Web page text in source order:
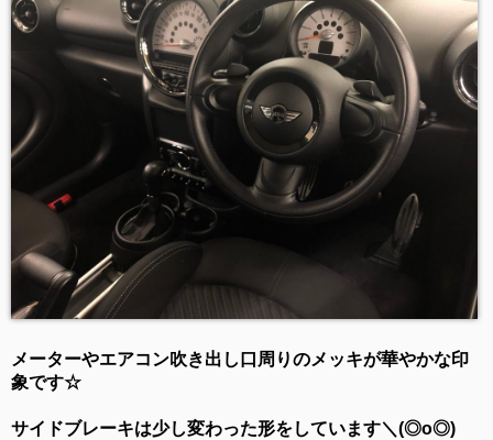
メーターやエアコン吹き出し口周りのメッキが華やかな印
象です☆
サイドブレーキは少し変わった形をしています＼(◎o◎)